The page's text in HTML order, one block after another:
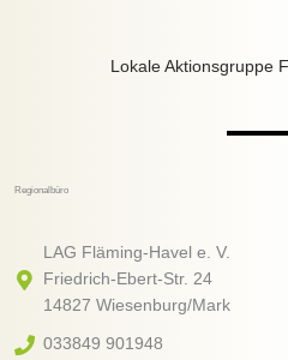
Lokale Aktionsgruppe
Regionalbüro
LAG Fläming-Havel e. V.
Friedrich-Ebert-Str. 24
14827 Wiesenburg/Mark
033849 901948